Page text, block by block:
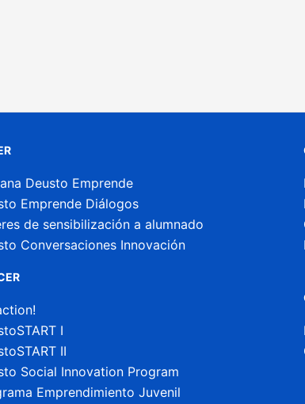
Deusto Emprende
Emprende Diálogos
de sensibilización a alumnado
Conversaciones Innovación
I
II
Social Innovation Program
Emprendimiento Juvenil